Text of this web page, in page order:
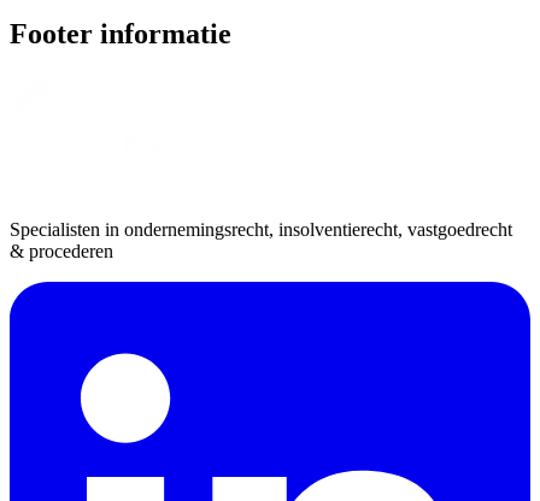
Footer informatie
Specialisten in ondernemingsrecht, insolventierecht, vastgoedrecht
& procederen